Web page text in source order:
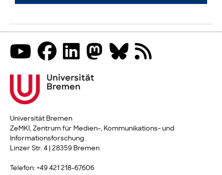
Universität Bremen
ZeMKI, Zentrum für Medien-, Kommunikations- und
Informationsforschung
Linzer Str. 4 | 28359 Bremen
Telefon: +49 421 218-67606